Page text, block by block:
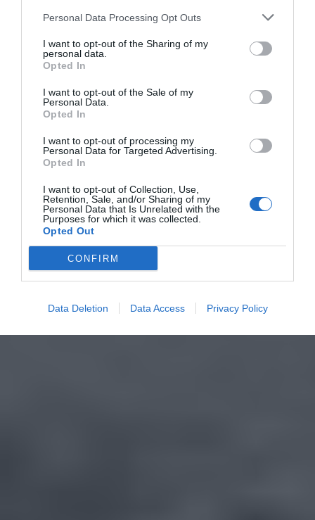
Personal Data Processing Opt Outs
I want to opt-out of the Sharing of my
personal data.
Opted In
I want to opt-out of the Sale of my
Personal Data.
Opted In
I want to opt-out of processing my
Personal Data for Targeted Advertising.
Opted In
I want to opt-out of Collection, Use,
Retention, Sale, and/or Sharing of my
Personal Data that Is Unrelated with the
Purposes for which it was collected.
Opted Out
CONFIRM
Data Deletion Data Access Privacy Policy